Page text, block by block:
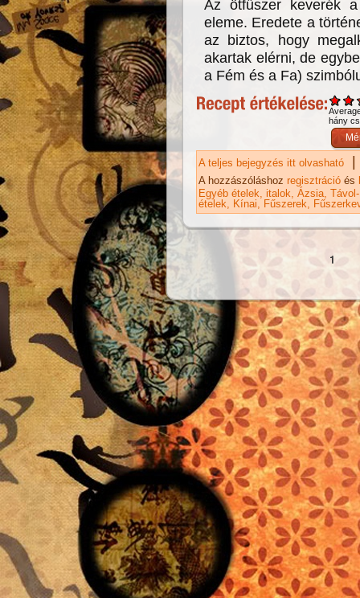
Az ötfűszer keverék
eleme. Eredete a
az biztos, hogy
akartak elérni, de
a Fém és a Fa)
hány
A teljes bejegyzés itt olvasható |
A hozzászóláshoz regisztráció és
Egyéb ételek, italok Ázsia
ételek
Kínai Fűszerek
Oldalak